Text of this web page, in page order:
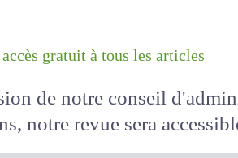
de notre conseil
notre revue sera